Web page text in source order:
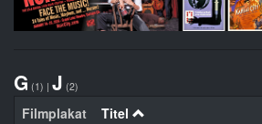
G (1) | J (2)
Filmplakat Titel